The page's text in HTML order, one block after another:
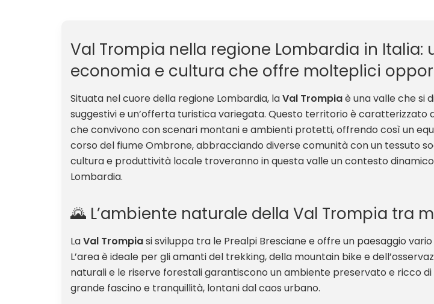
Val Trompia nella regione Lombardia in
economia e cultura che offre molteplici
Situata nel cuore della regione Lombardia, laVal Trompiaè una valle che si
suggestivi e un’offerta turistica variegata. Questo territorio è caratterizzato
che convivono con scenari montani e ambienti protetti, offrendo così un
corso del fiume Ombrone, abbracciando diverse comunità con un tessuto
cultura e produttività locale troveranno in questa valle un contesto
Lombardia.
🌄 L’ambiente naturale della Val Trompia tra
LaVal Trompiasi sviluppa tra le Prealpi Bresciane e offre un paesaggio
L’area è ideale per gli amanti del trekking, della mountain bike e
naturali e le riserve forestali garantiscono un ambiente preservato e ricco
grande fascino e tranquillità, lontani dal caos urbano.